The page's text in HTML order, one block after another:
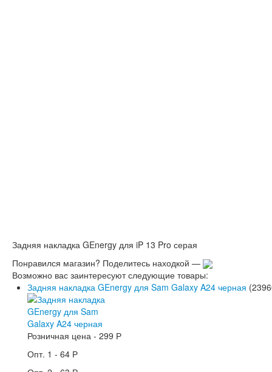
Задняя накладка GEnergy для iP 13 Pro серая
Понравился магазин? Поделитесь находкой —
Возможно вас заинтересуют следующие товары:
Задняя накладка GEnergy для Sam Galaxy A24 черная
Розничная цена - 299 Р
Опт. 1 - 64 Р